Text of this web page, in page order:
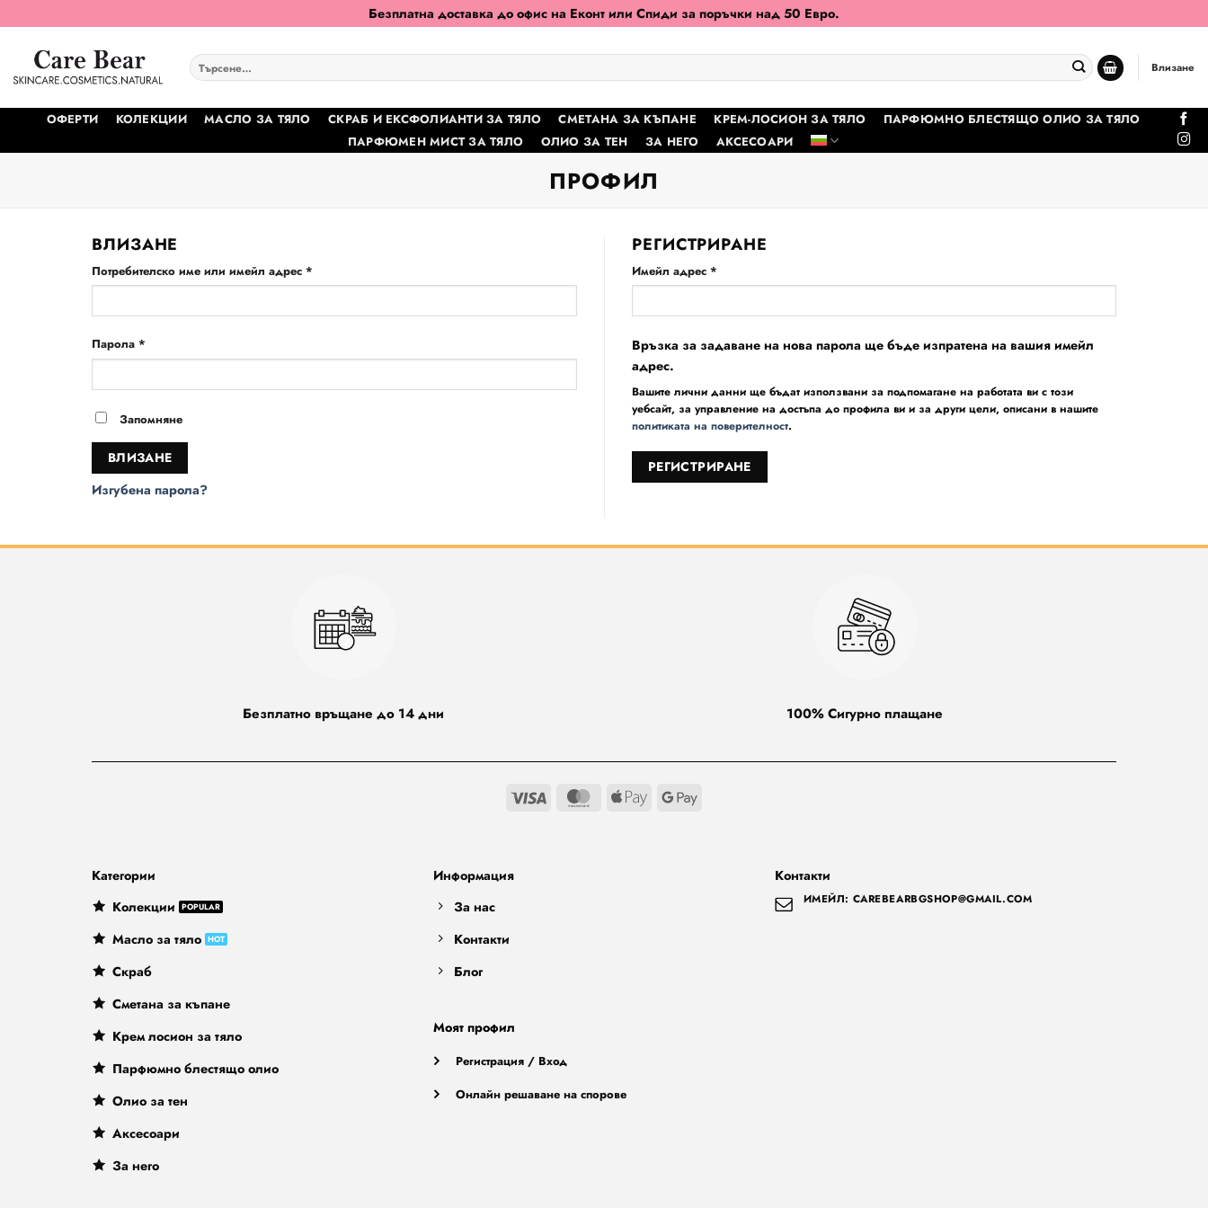
to
content
Безплатна доставка до офис на Еконт или Спиди за поръчки над 50 Евро.
Търсене
за:
Влизане
ОФЕРТИ КОЛЕКЦИИ МАСЛО ЗА ТЯЛО СКРАБ И ЕКСФОЛИАНТИ ЗА ТЯЛО СМЕТАНА ЗА КЪПАНЕ КРЕМ-ЛОСИОН ЗА ТЯЛО
ПАРФЮМНО БЛЕСТЯЩО ОЛИО ЗА ТЯЛО
ПАРФЮМЕН МИСТ ЗА ТЯЛО
ОЛИО ЗА ТЕН ЗА НЕГО АКСЕСОАРИ
ПРОФИЛ
ВЛИЗАНЕ
Потребителско име или имейл адрес *
Парола *
Запомняне
ВЛИЗАНЕ
Изгубена парола?
РЕГИСТРИРАНЕ
Имейл адрес *
Връзка за задаване на нова парола ще бъде изпратена на вашия имейл
адрес.
Вашите лични данни ще бъдат използвани за подпомагане на работата ви с този
уебсайт, за управление на достъпа до профила ви и за други цели, описани в нашите
политиката на поверителност.
РЕГИСТРИРАНЕ
Безплатно връщане до 14 дни 100% Сигурно плащане
Visa MasterCard
Apple
Google
Категории
Колекции
Масло за тяло
Скраб
Сметана за къпане
Крем лосион за тяло
Парфюмно блестящо олио
Олио за тен
Аксесоари
За него
Информация
За нас
Контакти
Блог
Моят профил
Регистрация / Вход
Онлайн решаване на спорове
Контакти
ИМЕЙЛ: CAREBEARBGSHOP@GMAIL.COM